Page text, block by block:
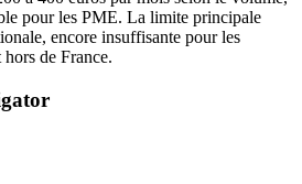
pour les PME. La limite principale
encore insuffisante pour les
de France.